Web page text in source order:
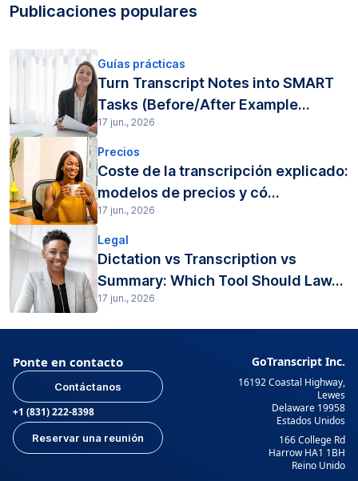
Publicaciones populares
Guías prácticas
Turn Transcript Notes into SMART
Tasks (Before/After Example...
17 jun., 2026
Precios
Coste de la transcripción explicado:
modelos de precios y có...
17 jun., 2026
Legal
Dictation vs Transcription vs
Summary: Which Tool Should Law...
17 jun., 2026
Ponte en contacto
Contáctanos
+1 (831) 222-8398
Reservar una reunión
GoTranscript Inc.
16192 Coastal Highway,
Lewes
Delaware 19958
Estados Unidos
166 College Rd
Harrow HA1 1BH
Reino Unido